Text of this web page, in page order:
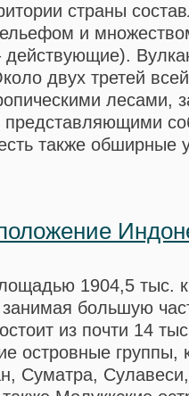
страны
и
двух третей
лесами,
также обширные
1904,5 тыс.
большую
из почти 14
островные группы,
Суматра,